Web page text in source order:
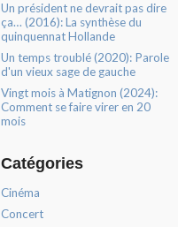
Un président ne devrait pas dire
ça… (2016): La synthèse du
quinquennat Hollande
Un temps troublé (2020): Parole
d'un vieux sage de gauche
Vingt mois à Matignon (2024):
Comment se faire virer en 20
mois
Catégories
Cinéma
Concert